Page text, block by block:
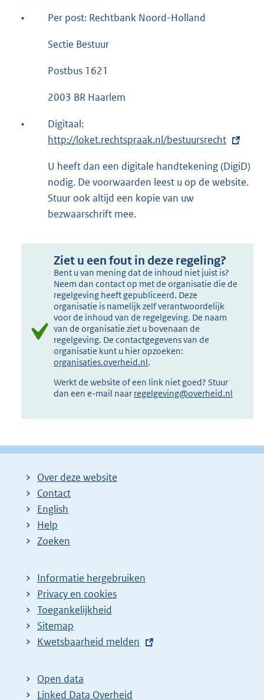
• Per post: Rechtbank Noord-Holland
Sectie Bestuur
Postbus 1621
2003 BR Haarlem
• Digitaal:
x
e
r
n
e
n
k
:
http://loket.rechtspraak.nl/bestuursrecht
U heeft dan een digitale handtekening (DigiD)
nodig. De voorwaarden leest u op de website.
Stuur ook altijd een kopie van uw
bezwaarschrift mee.
Ziet u een fout in deze regeling?
Bent u van mening dat de inhoud niet juist is?
Neem dan contact op met de organisatie die de
regelgeving heeft gepubliceerd. Deze
organisatie is namelijk zelf verantwoordelijk
voor de inhoud van de regelgeving. De naam
van de organisatie ziet u bovenaan de
regelgeving. De contactgegevens van de
organisatie kunt u hier opzoeken:
organisaties.overheid.nl.
Werkt de website of een link niet goed? Stuur
dan een e-mail naar regelgeving@overheid.nl
Over deze website
Contact
English
Help
Zoeken
Informatie hergebruiken
Privacy en cookies
Toegankelijkheid
Sitemap
E
t
e
Kwetsbaarheid melden
Open data
Linked Data Overheid